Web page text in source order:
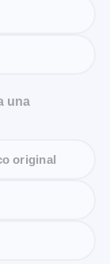
una
original